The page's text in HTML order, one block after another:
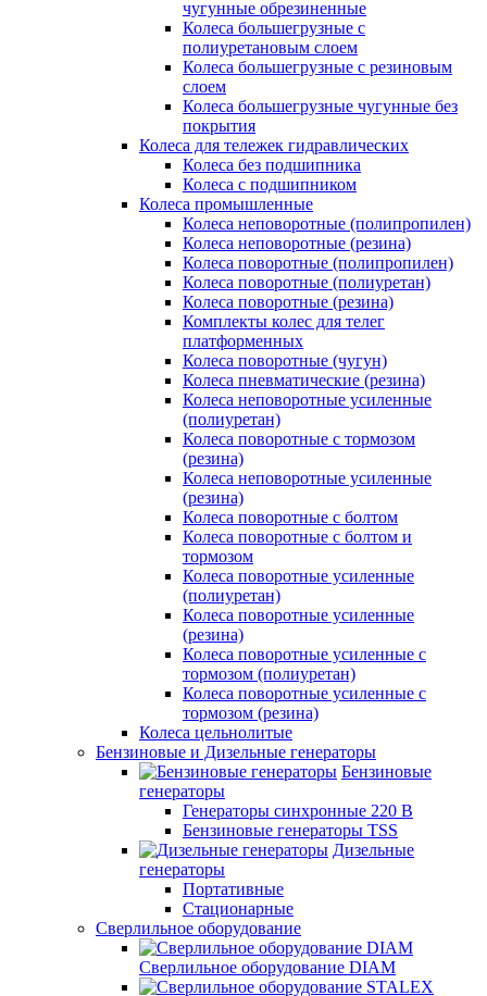
чугунные обрезиненные
Колеса большегрузные с
полиуретановым слоем
Колеса большегрузные с резиновым
слоем
Колеса большегрузные чугунные без
покрытия
Колеса для тележек гидравлических
Колеса без подшипника
Колеса с подшипником
Колеса промышленные
Колеса неповоротные (полипропилен)
Колеса неповоротные (резина)
Колеса поворотные (полипропилен)
Колеса поворотные (полиуретан)
Колеса поворотные (резина)
Комплекты колес для телег
платформенных
Колеса поворотные (чугун)
Колеса пневматические (резина)
Колеса неповоротные усиленные
(полиуретан)
Колеса поворотные c тормозом
(резина)
Колеса неповоротные усиленные
(резина)
Колеса поворотные с болтом
Колеса поворотные с болтом и
тормозом
Колеса поворотные усиленные
(полиуретан)
Колеса поворотные усиленные
(резина)
Колеса поворотные усиленные с
тормозом (полиуретан)
Колеса поворотные усиленные с
тормозом (резина)
Колеса цельнолитые
Бензиновые и Дизельные генераторы
Бензиновые
генераторы
Генераторы синхронные 220 В
Бензиновые генераторы TSS
Дизельные
генераторы
Портативные
Стационарные
Сверлильное оборудование
Сверлильное оборудование DIAM